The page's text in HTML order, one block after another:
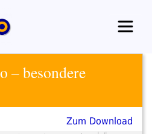
– besondere
Zum Download